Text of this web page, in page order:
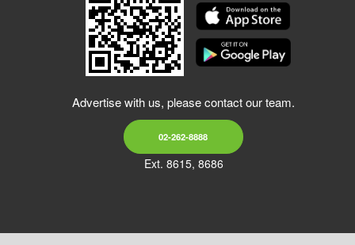
Advertise with us, please contact our team.
02-262-8888
Ext. 8615, 8686